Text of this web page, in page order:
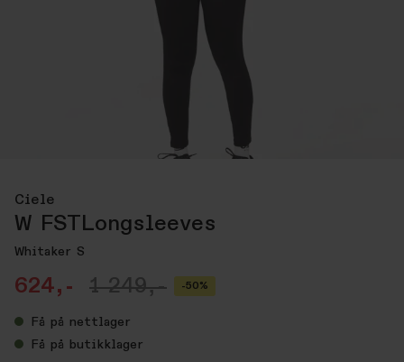
Ciele
W FSTLongsleeves
Whitaker S
624,- 1 249,- -50%
Få på nettlager
Få på butikklager